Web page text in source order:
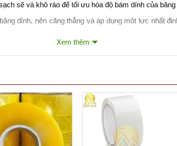
sẽ và khô ráo để tối ưu hóa độ bám dính của băng
dính, nên căng thẳng và áp dụng một lực nhất
hiệu quả, kinh tế và được sử dụng rộng rãi trong
Xem thêm